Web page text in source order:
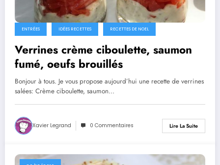
ENTRÉES IDÉES RECETTES RECETTES DE NOEL
Verrines crème ciboulette, saumon
fumé, oeufs brouillés
Bonjour à tous. Je vous propose aujourd’hui une recette de verrines
salées: Crème ciboulette, saumon…
Xavier Legrand 0 Commentaires Lire La Suite